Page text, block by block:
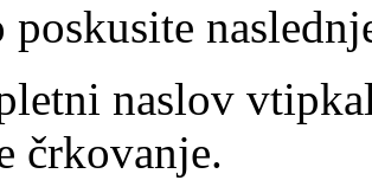
poskusite
naslov
črkovanje.